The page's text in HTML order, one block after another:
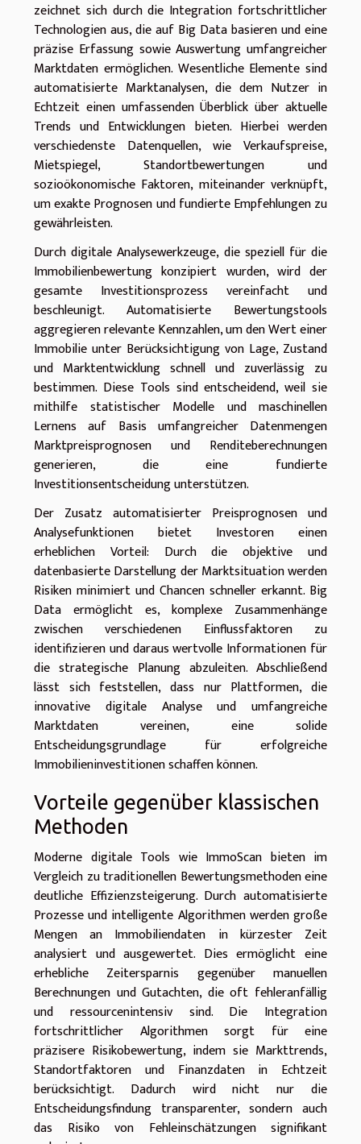
zeichnet sich durch die Integration fortschrittlicher
Technologien aus, die auf Big Data basieren und eine
präzise Erfassung sowie Auswertung umfangreicher
Marktdaten ermöglichen. Wesentliche Elemente sind
automatisierte Marktanalysen, die dem Nutzer in
Echtzeit einen umfassenden Überblick über aktuelle
Trends und Entwicklungen bieten. Hierbei werden
verschiedenste Datenquellen, wie Verkaufspreise,
Mietspiegel, Standortbewertungen und
sozioökonomische Faktoren, miteinander verknüpft,
um exakte Prognosen und fundierte Empfehlungen zu
gewährleisten.
Durch digitale Analysewerkzeuge, die speziell für die
Immobilienbewertung konzipiert wurden, wird der
gesamte Investitionsprozess vereinfacht und
beschleunigt. Automatisierte Bewertungstools
aggregieren relevante Kennzahlen, um den Wert einer
Immobilie unter Berücksichtigung von Lage, Zustand
und Marktentwicklung schnell und zuverlässig zu
bestimmen. Diese Tools sind entscheidend, weil sie
mithilfe statistischer Modelle und maschinellen
Lernens auf Basis umfangreicher Datenmengen
Marktpreisprognosen und Renditeberechnungen
generieren, die eine fundierte
Investitionsentscheidung unterstützen.
Der Zusatz automatisierter Preisprognosen und
Analysefunktionen bietet Investoren einen
erheblichen Vorteil: Durch die objektive und
datenbasierte Darstellung der Marktsituation werden
Risiken minimiert und Chancen schneller erkannt. Big
Data ermöglicht es, komplexe Zusammenhänge
zwischen verschiedenen Einflussfaktoren zu
identifizieren und daraus wertvolle Informationen für
die strategische Planung abzuleiten. Abschließend
lässt sich feststellen, dass nur Plattformen, die
innovative digitale Analyse und umfangreiche
Marktdaten vereinen, eine solide
Entscheidungsgrundlage für erfolgreiche
Immobilieninvestitionen schaffen können.
Vorteile gegenüber klassischen
Methoden
Moderne digitale Tools wie ImmoScan bieten im
Vergleich zu traditionellen Bewertungsmethoden eine
deutliche Effizienzsteigerung. Durch automatisierte
Prozesse und intelligente Algorithmen werden große
Mengen an Immobiliendaten in kürzester Zeit
analysiert und ausgewertet. Dies ermöglicht eine
erhebliche Zeitersparnis gegenüber manuellen
Berechnungen und Gutachten, die oft fehleranfällig
und ressourcenintensiv sind. Die Integration
fortschrittlicher Algorithmen sorgt für eine
präzisere Risikobewertung, indem sie Markttrends,
Standortfaktoren und Finanzdaten in Echtzeit
berücksichtigt. Dadurch wird nicht nur die
Entscheidungsfindung transparenter, sondern auch
das Risiko von Fehleinschätzungen signifikant